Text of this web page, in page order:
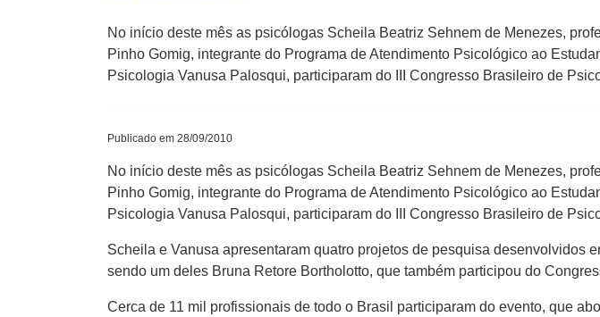
No início deste mês as psicólogas Scheila Beatriz Sehnem de Menezes,
Pinho Gomig, integrante do Programa de Atendimento Psicológico ao
Psicologia Vanusa Palosqui, participaram do III Congresso Brasileiro de
Publicado em 28/09/2010
No início deste mês as psicólogas Scheila Beatriz Sehnem de Menezes,
Pinho Gomig, integrante do Programa de Atendimento Psicológico ao
Psicologia Vanusa Palosqui, participaram do III Congresso Brasileiro de
Scheila e Vanusa apresentaram quatro projetos de pesquisa desenvolvidos
sendo um deles Bruna Retore Bortholotto, que também participou do
Cerca de 11 mil profissionais de todo o Brasil participaram do evento, que